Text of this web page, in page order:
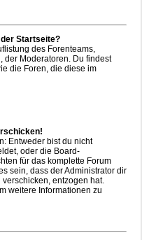
der Startseite?
des Forenteams,
der Moderatoren. Du findest
die Foren, die diese im
Entweder bist du nicht
oder die Board-
für das komplette Forum
sein, dass der Administrator dir
entzogen hat.
weitere Informationen zu